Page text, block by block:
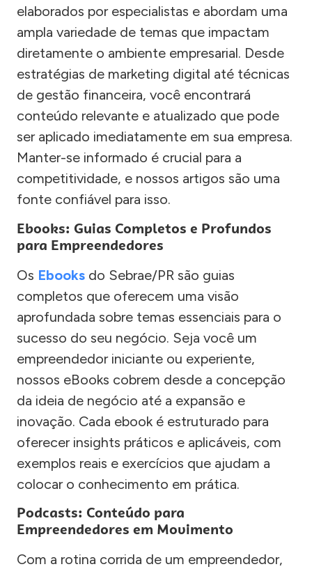
elaborados por especialistas e abordam uma
ampla variedade de temas que impactam
diretamente o ambiente empresarial. Desde
estratégias de marketing digital até técnicas
de gestão financeira, você encontrará
conteúdo relevante e atualizado que pode
ser aplicado imediatamente em sua empresa.
Manter-se informado é crucial para a
competitividade, e nossos artigos são uma
fonte confiável para isso.
Ebooks: Guias Completos e Profundos
para Empreendedores
Os Ebooks do Sebrae/PR são guias
completos que oferecem uma visão
aprofundada sobre temas essenciais para o
sucesso do seu negócio. Seja você um
empreendedor iniciante ou experiente,
nossos eBooks cobrem desde a concepção
da ideia de negócio até a expansão e
inovação. Cada ebook é estruturado para
oferecer insights práticos e aplicáveis, com
exemplos reais e exercícios que ajudam a
colocar o conhecimento em prática.
Podcasts: Conteúdo para
Empreendedores em Movimento
Com a rotina corrida de um empreendedor,